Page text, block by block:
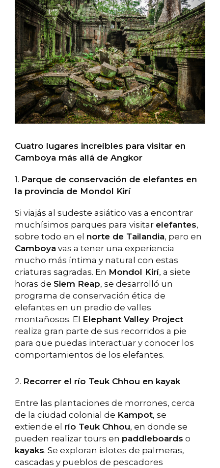
Cuatro lugares increíbles para visitar en
Camboya más allá de Angkor
1. Parque de conservación de elefantes en
la provincia de Mondol Kirí
Si viajás al sudeste asiático vas a encontrar
muchísimos parques para visitar elefantes,
sobre todo en el norte de Tailandia, pero en
Camboya vas a tener una experiencia
mucho más íntima y natural con estas
criaturas sagradas. En Mondol Kirí, a siete
horas de Siem Reap, se desarrolló un
programa de conservación ética de
elefantes en un predio de valles
montañosos. El Elephant Valley Project
realiza gran parte de sus recorridos a pie
para que puedas interactuar y conocer los
comportamientos de los elefantes.
2. Recorrer el río Teuk Chhou en kayak
Entre las plantaciones de morrones, cerca
de la ciudad colonial de Kampot, se
extiende el río Teuk Chhou, en donde se
pueden realizar tours en paddleboards o
kayaks. Se exploran islotes de palmeras,
cascadas y pueblos de pescadores